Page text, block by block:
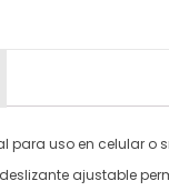
para uso en celular
ajustable